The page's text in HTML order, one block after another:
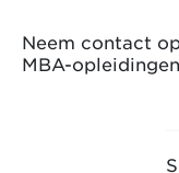
Neem contact
MBA-